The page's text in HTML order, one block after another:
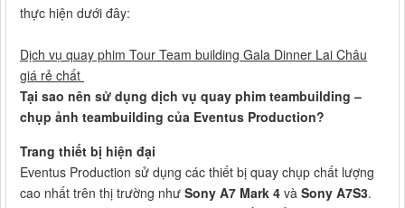
thực hiện dưới đây:
Dịch vụ quay phim Tour Team building Gala Dinner Lai Châu
giá rẻ chất
Tại sao nên sử dụng dịch vụ quay phim teambuilding –
chụp ảnh teambuilding của Eventus Production?
Trang thiết bị hiện đại
Eventus Production sử dụng các thiết bị quay chụp chất lượng
cao nhất trên thị trường như Sony A7 Mark 4 và Sony A7S3.